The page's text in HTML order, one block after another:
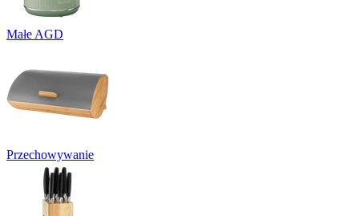
Małe AGD
Przechowywanie